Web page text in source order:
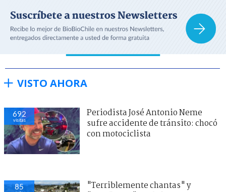
VISTO AHORA
692
visitas
Periodista José Antonio Neme
sufre accidente de tránsito: chocó
con motociclista
85
"Terriblemente chantas" y